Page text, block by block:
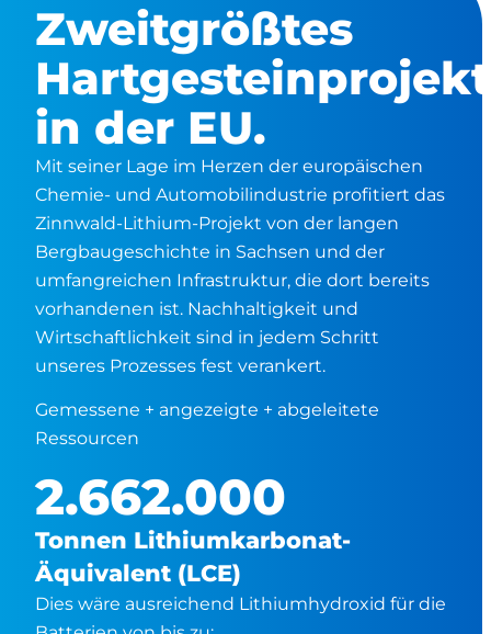
Zweitgrößtes
Hartgesteinprojekt
in der EU.
Mit seiner Lage im Herzen der europäischen
Chemie- und Automobilindustrie profitiert das
Zinnwald-Lithium-Projekt von der langen
Bergbaugeschichte in Sachsen und der
umfangreichen Infrastruktur, die dort bereits
vorhandenen ist. Nachhaltigkeit und
Wirtschaftlichkeit sind in jedem Schritt
unseres Prozesses fest verankert.
Gemessene + angezeigte + abgeleitete
Ressourcen
Tonnen Lithiumkarbonat-
Äquivalent (LCE)
2.662.000
Dies wäre ausreichend Lithiumhydroxid für die